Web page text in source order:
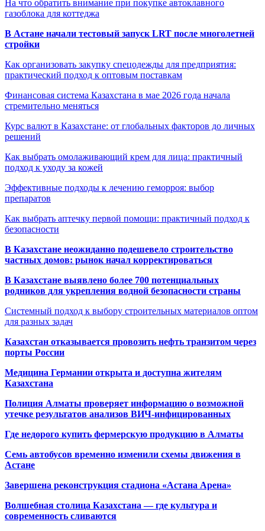
На что обратить внимание при покупке автоклавного
газоблока для коттеджа
В Астане начали тестовый запуск LRT после многолетней
стройки
Как организовать закупку спецодежды для предприятия:
практический подход к оптовым поставкам
Финансовая система Казахстана в мае 2026 года начала
стремительно меняться
Курс валют в Казахстане: от глобальных факторов до личных
решений
Как выбрать омолаживающий крем для лица: практичный
подход к уходу за кожей
Эффективные подходы к лечению геморроя: выбор
препаратов
Как выбрать аптечку первой помощи: практичный подход к
безопасности
В Казахстане неожиданно подешевело строительство
частных домов: рынок начал корректироваться
В Казахстане выявлено более 700 потенциальных
родников для укрепления водной безопасности страны
Системный подход к выбору строительных материалов оптом
для разных задач
Казахстан отказывается провозить нефть транзитом через
порты России
Медицина Германии открыта и доступна жителям
Казахстана
Полиция Алматы проверяет информацию о возможной
утечке результатов анализов ВИЧ-инфицированных
Где недорого купить фермерскую продукцию в Алматы
Семь автобусов временно изменили схемы движения в
Астане
Завершена реконструкция стадиона «Астана Арена»
Волшебная столица Казахстана — где культура и
современность сливаются